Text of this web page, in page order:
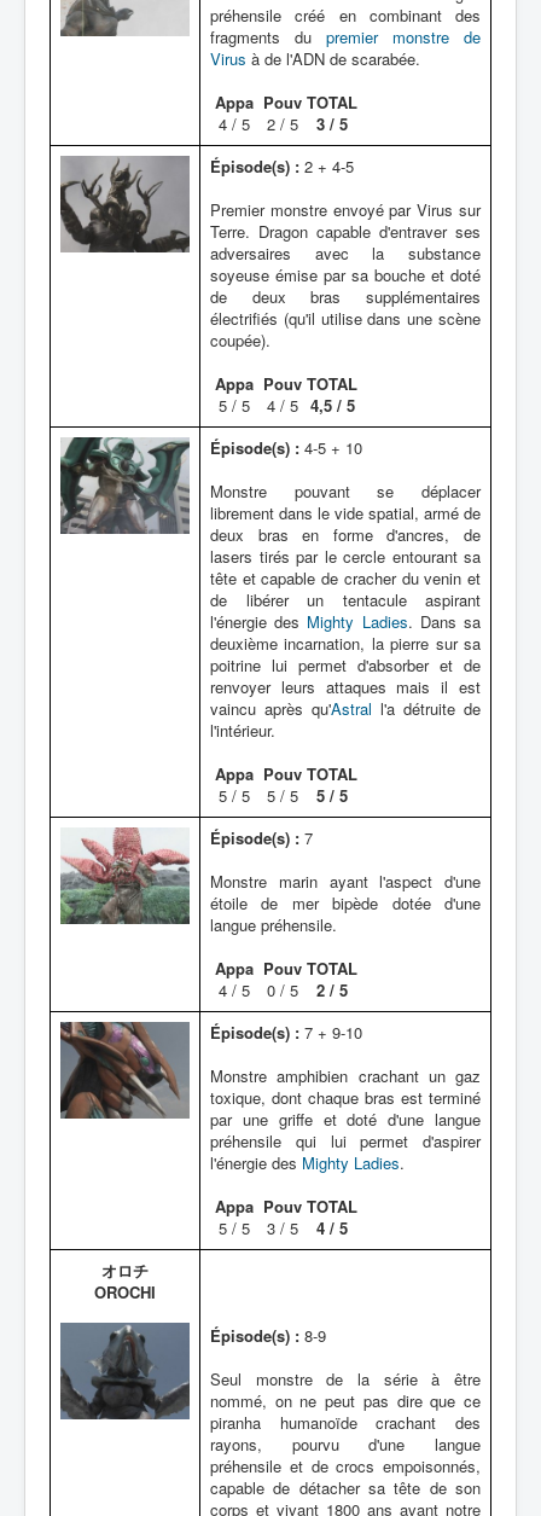
préhensile créé en combinant des
fragments du premier monstre de
Virus à de l'ADN de scarabée.
Appa
4 / 5
Pouv
2 / 5
TOTAL
3 / 5
Épisode(s) : 2 + 4-5
Premier monstre envoyé par Virus sur
Terre. Dragon capable d'entraver ses
adversaires avec la substance
soyeuse émise par sa bouche et doté
de deux bras supplémentaires
électrifiés (qu'il utilise dans une scène
coupée).
Appa
5 / 5
Pouv
4 / 5
TOTAL
4,5 / 5
Épisode(s) : 4-5 + 10
Monstre pouvant se déplacer
librement dans le vide spatial, armé de
deux bras en forme d'ancres, de
lasers tirés par le cercle entourant sa
tête et capable de cracher du venin et
de libérer un tentacule aspirant
l'énergie des Mighty Ladies. Dans sa
deuxième incarnation, la pierre sur sa
poitrine lui permet d'absorber et de
renvoyer leurs attaques mais il est
vaincu après qu'Astral l'a détruite de
l'intérieur.
Appa
5 / 5
Pouv
5 / 5
TOTAL
5 / 5
Épisode(s) : 7
Monstre marin ayant l'aspect d'une
étoile de mer bipède dotée d'une
langue préhensile.
Appa
4 / 5
Pouv
0 / 5
TOTAL
2 / 5
Épisode(s) : 7 + 9-10
Monstre amphibien crachant un gaz
toxique, dont chaque bras est terminé
par une griffe et doté d'une langue
préhensile qui lui permet d'aspirer
l'énergie des Mighty Ladies.
Appa
5 / 5
Pouv
3 / 5
TOTAL
4 / 5
オロチ
OROCHI
Épisode(s) : 8-9
Seul monstre de la série à être
nommé, on ne peut pas dire que ce
piranha humanoïde crachant des
rayons, pourvu d'une langue
préhensile et de crocs empoisonnés,
capable de détacher sa tête de son
corps et vivant 1800 ans avant notre